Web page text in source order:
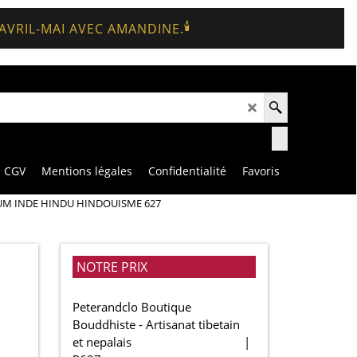
MAI AVEC AMANDINE.🕯️
CGV Mentions légales Confidentialité Favoris
INDE HINDU HINDOUISME 627
NOTRE PRIX
Peterandclo Boutique
Bouddhiste - Artisanat tibetain
et nepalais